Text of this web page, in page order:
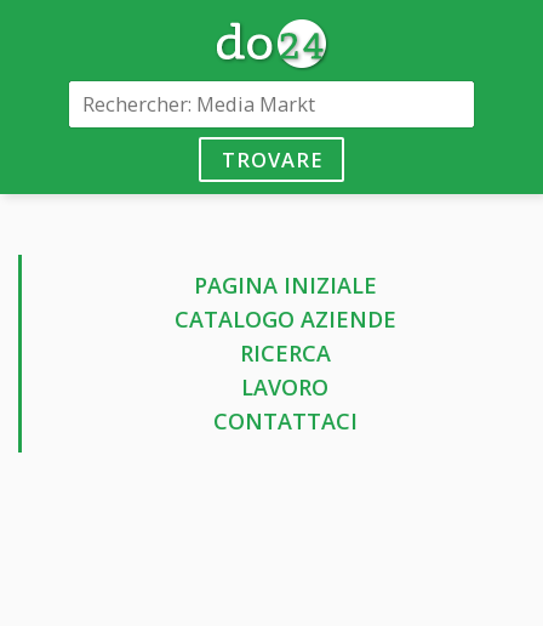
TROVARE
PAGINA INIZIALE
CATALOGO AZIENDE
RICERCA
LAVORO
CONTATTACI